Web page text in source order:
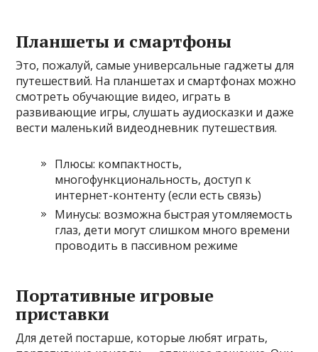
Планшеты и смартфоны
Это, пожалуй, самые универсальные гаджеты для
путешествий. На планшетах и смартфонах можно
смотреть обучающие видео, играть в
развивающие игры, слушать аудиосказки и даже
вести маленький видеодневник путешествия.
Плюсы: компактность,
многофункциональность, доступ к
интернет-контенту (если есть связь)
Минусы: возможна быстрая утомляемость
глаз, дети могут слишком много времени
проводить в пассивном режиме
Портативные игровые
приставки
Для детей постарше, которые любят играть,